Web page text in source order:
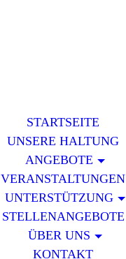
STARTSEITE
UNSERE HALTUNG
ANGEBOTE
VERANSTALTUNGEN
UNTERSTÜTZUNG
STELLENANGEBOTE
ÜBER UNS
KONTAKT